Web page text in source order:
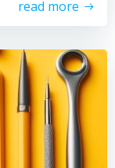
read more